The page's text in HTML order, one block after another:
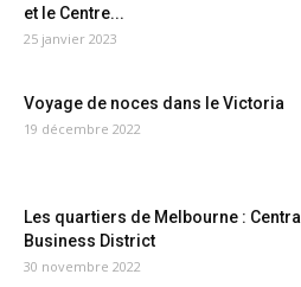
et le Centre...
25 janvier 2023
Voyage de noces dans le Victoria
19 décembre 2022
Les quartiers de Melbourne : Central
Business District
30 novembre 2022